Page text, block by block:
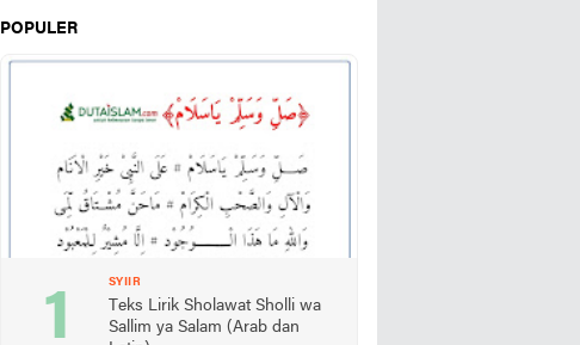
POPULER
SYIIR
Teks Lirik Sholawat Sholli wa
Sallim ya Salam (Arab dan